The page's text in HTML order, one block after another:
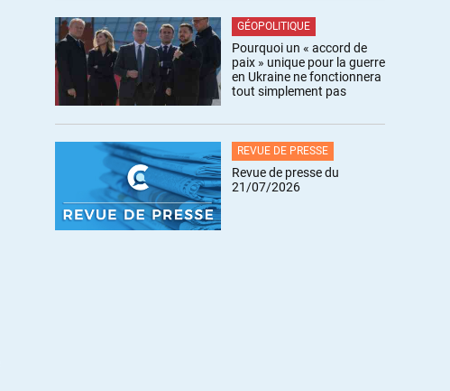
GÉOPOLITIQUE
Pourquoi un « accord de
paix » unique pour la guerre
en Ukraine ne fonctionnera
tout simplement pas
REVUE DE PRESSE
Revue de presse du
21/07/2026